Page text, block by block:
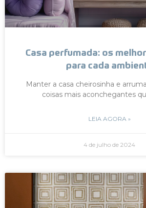
Casa perfumada: os
para cada
Manter a casa cheirosinha e
coisas mais aconchegantes
LEIA AGORA »
4 de julho de 2024